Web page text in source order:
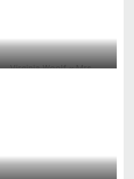
Virginia Woolf « Mrs